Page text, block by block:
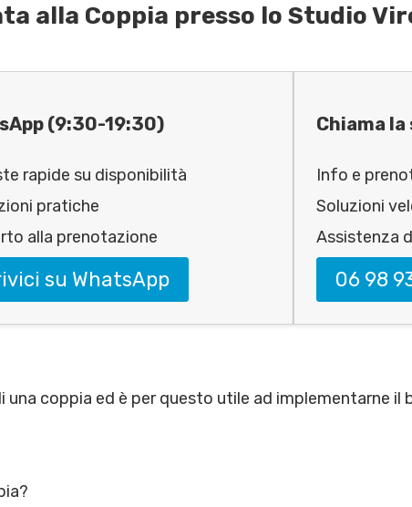
alla Coppia presso lo Studio
(9:30-19:30)
rapide su disponibilità
pratiche
alla prenotazione
su WhatsApp
Chiama
Info e
Soluzioni
Assistenza
06 98
coppia ed è per questo utile ad implementarne il